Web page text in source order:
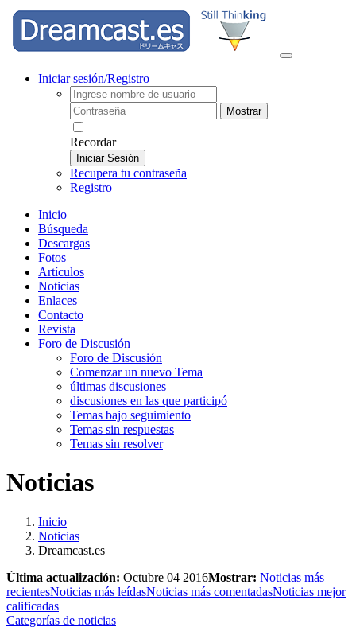
Iniciar sesión/Registro
Mostrar
Recordar
Iniciar Sesión
Recupera tu contraseña
Registro
Inicio
Búsqueda
Descargas
Fotos
Artículos
Noticias
Enlaces
Contacto
Revista
Foro de Discusión
Foro de Discusión
Comenzar un nuevo Tema
últimas discusiones
discusiones en las que participó
Temas bajo seguimiento
Temas sin respuestas
Temas sin resolver
Noticias
Inicio
Noticias
Dreamcast.es
Última actualización: Octubre 04 2016Mostrar: Noticias más
recientesNoticias más leídasNoticias más comentadasNoticias mejor
calificadas
Categorías de noticias